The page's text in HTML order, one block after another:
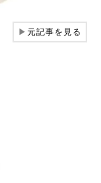
▶元記事を見る